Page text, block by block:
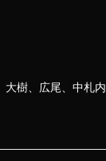
大樹、広尾、中札内